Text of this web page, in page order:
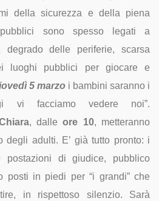
della sicurezza e della piena
sono spesso legati a
degrado delle periferie, scarsa
luoghi pubblici per giocare e
5 marzo i bambini saranno i
vi facciamo vedere noi”.
, dalleore 10, metteranno
degli adulti. E’ già tutto pronto: i
di giudice, pubblico
posti in piedi per “i grandi” che
in rispettoso silenzio. Sarà